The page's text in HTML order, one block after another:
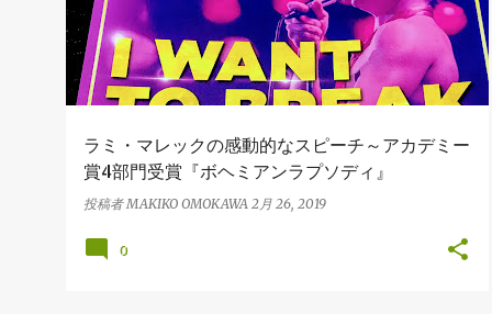
ラミ・マレックの感動的なスピーチ～アカデミー
賞4部門受賞『ボヘミアンラプソディ』
投稿者MAKIKO OMOKAWA 2月 26, 2019
0